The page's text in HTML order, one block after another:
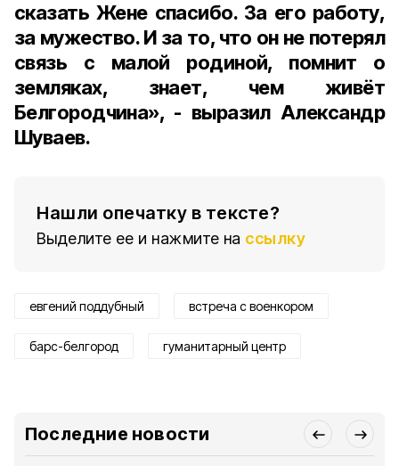
сказать Жене спасибо. За его работу,
за мужество. И за то, что он не потерял
связь с малой родиной, помнит о
земляках, знает, чем живёт
Белгородчина», - выразил Александр
Шуваев.
Нашли опечатку в тексте?
Выделите ее и нажмите на ссылку
евгений поддубный встреча с военкором
барс-белгород гуманитарный центр
Последние новости